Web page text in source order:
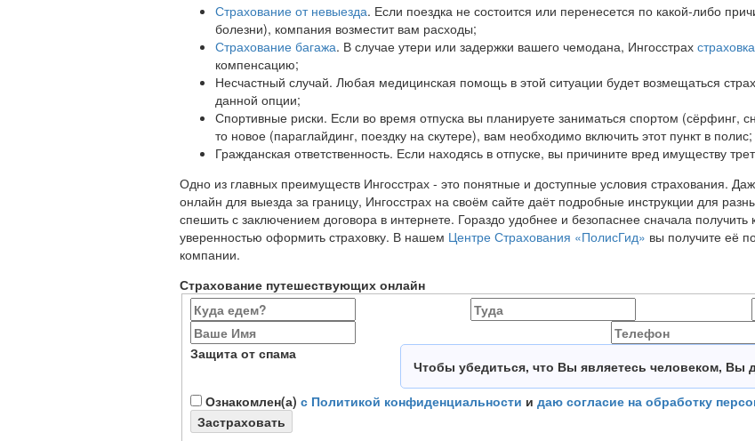
Страхование от невыезда. Если поездка не состоится или перенесется по какой-либо
болезни), компания возместит вам расходы;
Страхование багажа. В случае утери или задержки вашего чемодана, Ингосстрах
компенсацию;
Несчастный случай. Любая медицинская помощь в этой ситуации будет возмещаться
данной опции;
Спортивные риски. Если во время отпуска вы планируете заниматься спортом (сёрфинг,
то новое (параглайдинг, поездку на скутере), вам необходимо включить этот пункт в полис;
Гражданская ответственность. Если находясь в отпуске, вы причините вред имуществу
Одно из главных преимуществ Ингосстрах - это понятные и доступные условия страхования.
онлайн для выезда за границу, Ингосстрах на своём сайте даёт подробные инструкции для
спешить с заключением договора в интернете. Гораздо удобнее и безопаснее сначала
уверенностью оформить страховку. В нашем Центре Страхования «ПолисГид» вы получите её
компании.
Страхование путешествующих онлайн
Защита от спама
Чтобы убедиться, что Вы являетесь человеком, Вы
Ознакомлен(а) с Политикой конфиденциальности и даю согласие на обработку
Застраховать